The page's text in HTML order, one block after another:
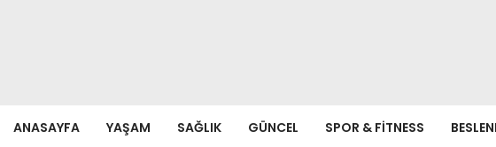
ANASAYFA YAŞAM SAĞLIK GÜNCEL SPOR & FITNESS